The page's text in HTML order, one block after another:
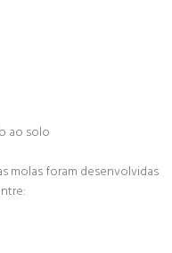
ao solo
molas foram desenvolvidas